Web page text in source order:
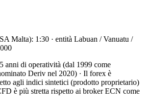
Malta): 1:30 · entità Labuan / Vanuatu /
anni di operatività (dal 1999 come
Deriv nel 2020) · Il forex è
agli indici sintetici (prodotto proprietario)
è più stretta rispetto ai broker ECN come